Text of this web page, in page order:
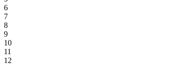
6
7
8
9
10
11
12